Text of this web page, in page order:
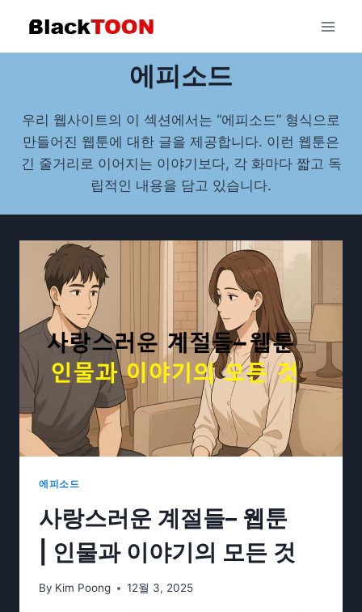
content
에피소드
우리 웹사이트의 이 섹션에서는 “에피소드” 형식으로
만들어진 웹툰에 대한 글을 제공합니다. 이런 웹툰은
긴 줄거리로 이어지는 이야기보다, 각 화마다 짧고 독
립적인 내용을 담고 있습니다.
에피소드
사랑스러운 계절들– 웹툰
| 인물과 이야기의 모든 것
By Kim Poong 12월 3, 2025